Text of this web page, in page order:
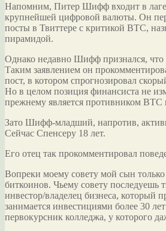
Напомним, Питер Шифф входит в
крупнейшей цифровой валюты. Он
посты в Твиттере с критикой BTC,
пирамидой.
Однако недавно Шифф признался, что
Таким заявлением он
пост, в котором спрогнозировал
Но в целом позиция финансиста не
прежнему является противником BTC
Зато Шифф-младший, напротив,
Сейчас Спенсеру 18 лет.
Его отец так прокомментировал
Вопреки моему совету мой сын
биткоинов. Чьему совету
инвестор/владелец бизнеса, который
занимается инвестициями более 30
первокурсник колледжа, у которого